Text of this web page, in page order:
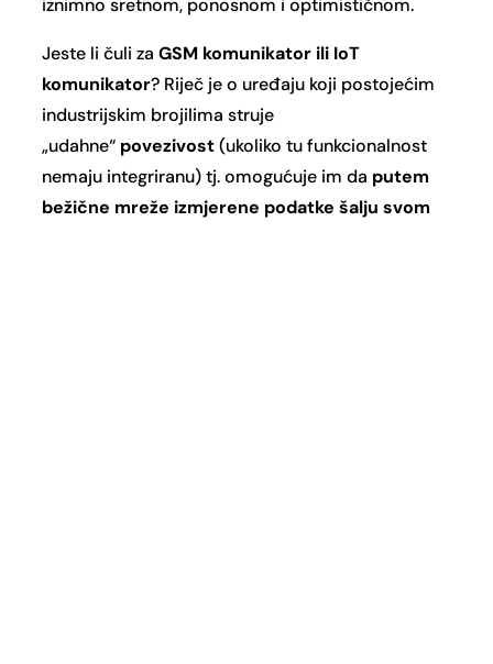
iznimno sretnom, ponosnom i optimističnom.
Jeste li čuli zaGSM komunikator ili IoT
komunikator? Riječ je o uređaju koji postojećim
industrijskim brojilima struje
„udahne“ povezivost(ukoliko tu funkcionalnost
nemaju integriranu) tj. omogućuje im da putem
bežične mreže izmjerene podatke šalju svom